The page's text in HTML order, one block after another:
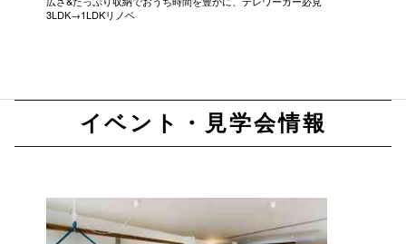
3LDK→1LDKリノベ
イベント・見学会情報